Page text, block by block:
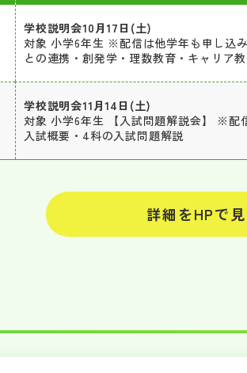
学校説明会10月17日(土)
対象 小学6年生 ※配信は他学年も申し込
との連携・創発学・理数教育・キャリア
学校説明会11月14日(土)
対象 小学6年生 【入試問題解説会】 ※配
入試概要・4科の入試問題解説
詳細をHPで見